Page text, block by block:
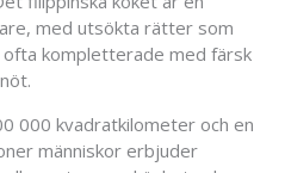
med utsökta rätter som
ofta kompletterade med färsk
000 kvadratkilometer och en
människor erbjuder